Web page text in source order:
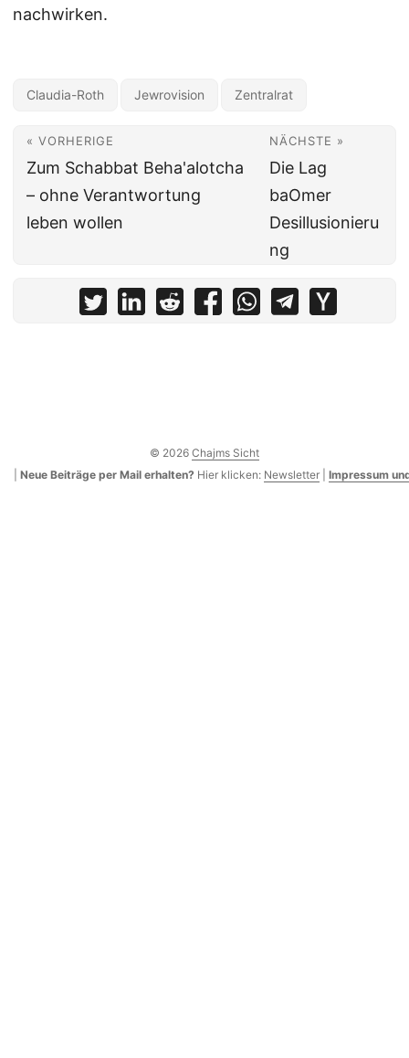
nachwirken.
Claudia-Roth Jewrovision Zentralrat
« VORHERIGE
Zum Schabbat Beha'alotcha
– ohne Verantwortung
leben wollen
NÄCHSTE »
Die Lag
baOmer
Desillusionieru
ng
© 2026 Chajms Sicht
Neue Beiträge per Mail erhalten? Hier klicken: Newsletter Impressum